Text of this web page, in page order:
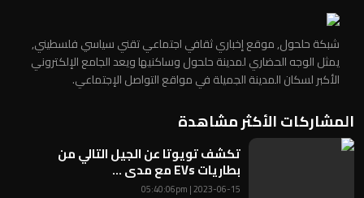
شبكة حلحول, موقع إخباري ثقافي اجتماعي تقني سياسي فلسطيني,
يمثل الوجه الحضاري لمدينة حلحول وساكنيها ويعد الجامع الإلكتروني
الأكبر لسكان المدينة الجميلة في مواقع التواصل الإجتماعي.
المشاركات الأكثر مشاهدة
تكشف تويوتا عن الجيل التالي من
بطاريات EVs مع مدى ...
2023-06-15 | 05:40:06pm